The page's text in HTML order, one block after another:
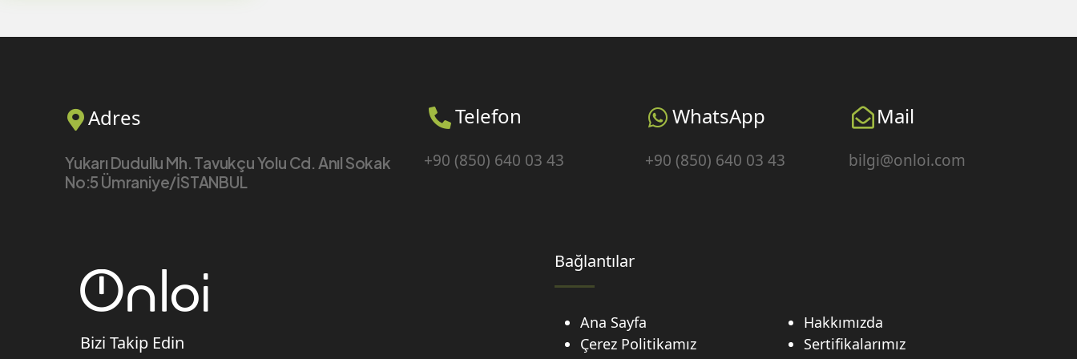
Adres
Yukarı Dudullu Mh. Tavukçu Yolu Cd. Anıl Sokak
No:5 Ümraniye/İSTANBUL
Telefon
+90 (850) 640 03 43
WhatsApp
+90 (850) 640 03 43
Mail
bilgi@onloi.com
Bizi Takip Edin
Bağlantılar
Ana Sayfa
Çerez Politikamız
Hakkımızda
Sertifikalarımız